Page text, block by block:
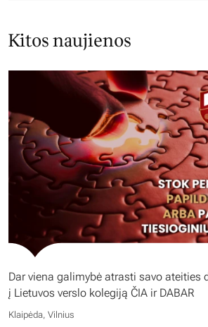
Kitos naujienos
Dar viena galimybė atrasti savo ateities
į Lietuvos verslo kolegiją ČIA ir DABAR
Klaipėda, Vilnius